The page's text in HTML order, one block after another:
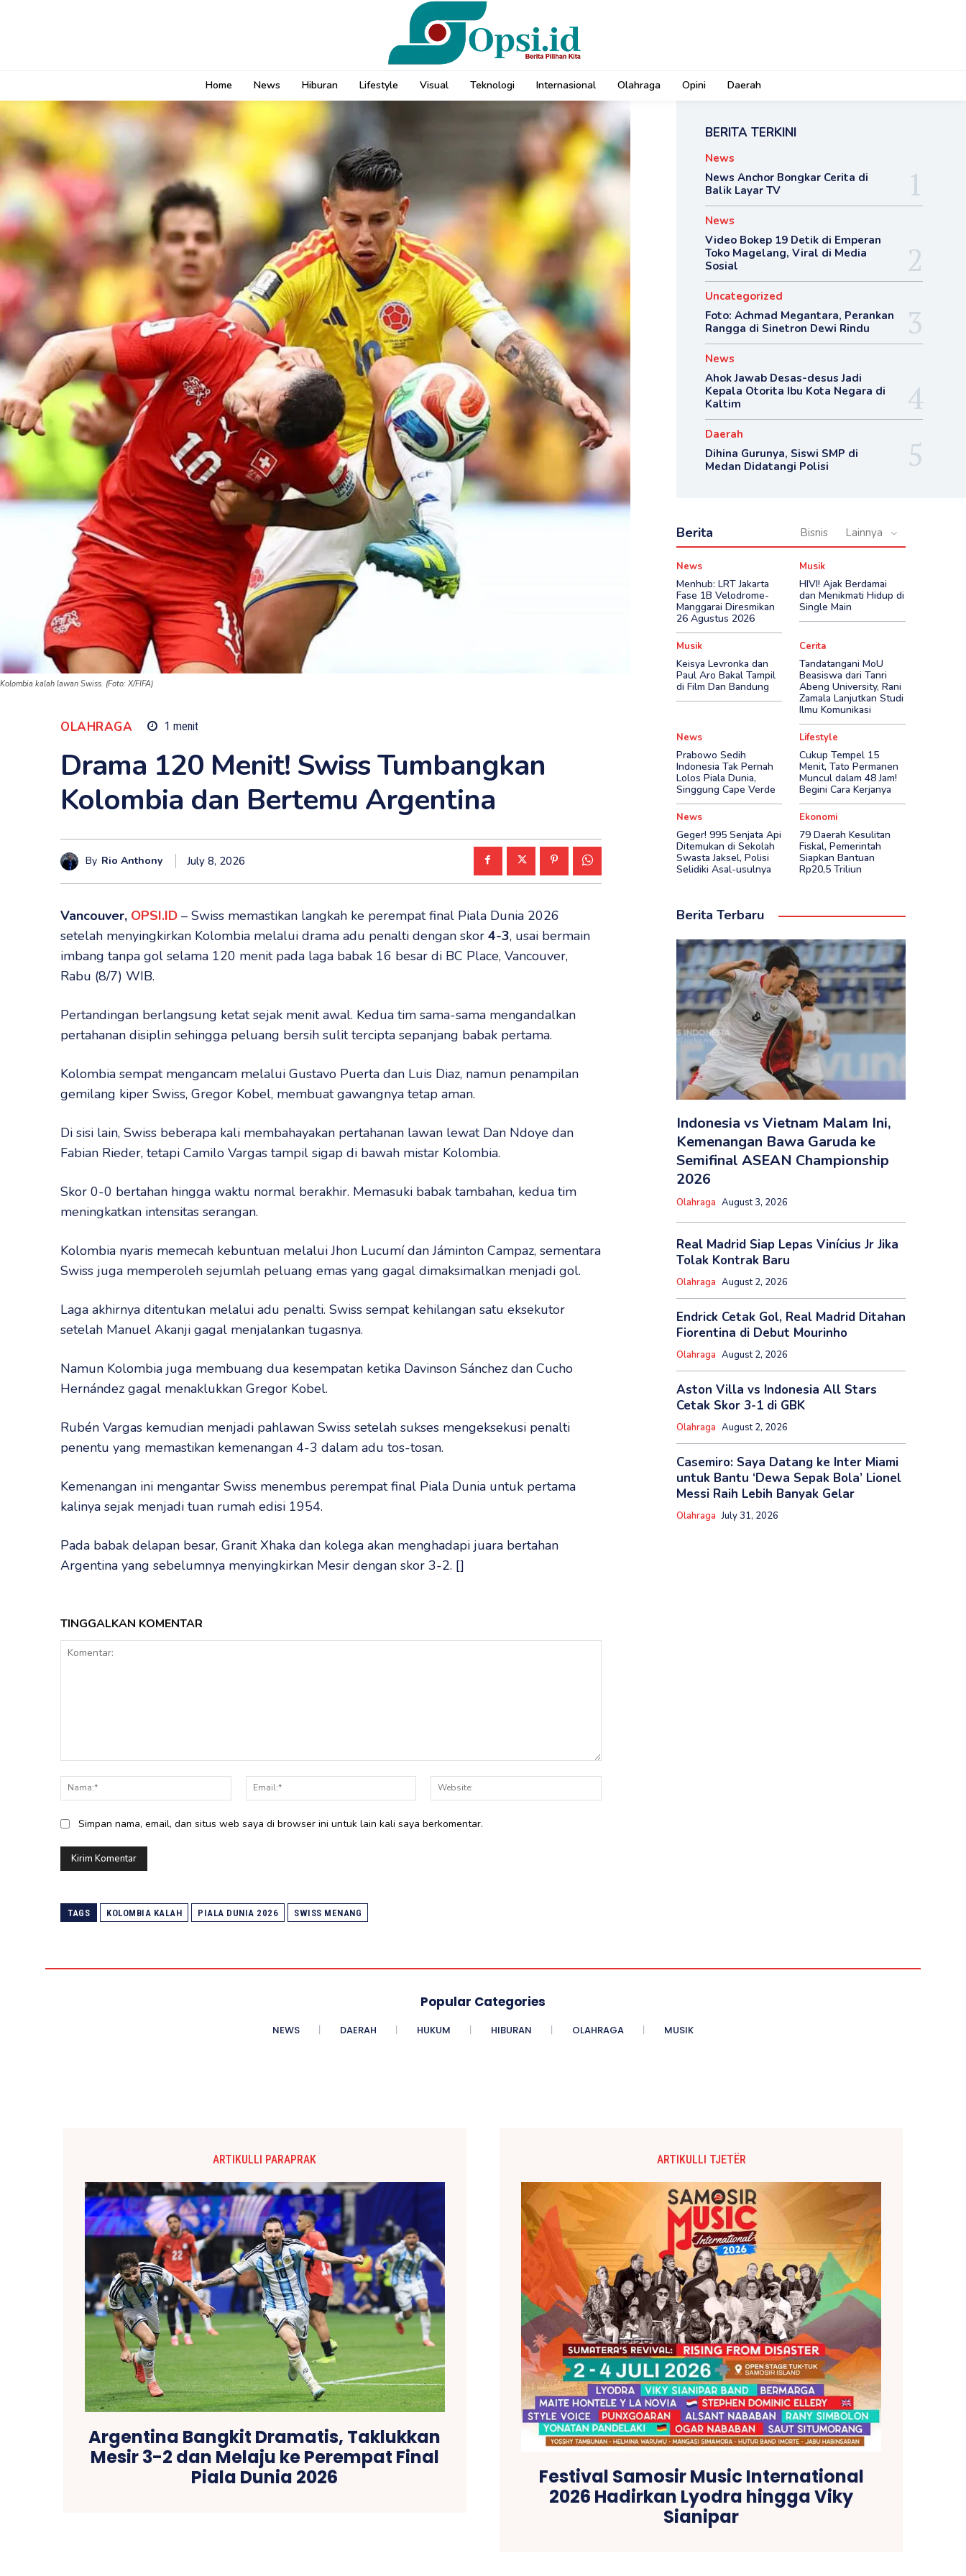
Home News Hiburan Lifestyle Visual Teknologi Internasional Olahraga Opini Daerah
Kolombia kalah lawan Swiss. (Foto: X/FIFA)
OLAHRAGA 1 menit
Drama 120 Menit! Swiss Tumbangkan
Kolombia dan Bertemu Argentina
By Rio Anthony July 8, 2026
Vancouver, OPSI.ID – Swiss memastikan langkah ke perempat final Piala Dunia 2026
setelah menyingkirkan Kolombia melalui drama adu penalti dengan skor 4-3, usai bermain
imbang tanpa gol selama 120 menit pada laga babak 16 besar di BC Place, Vancouver,
Rabu (8/7) WIB.
Pertandingan berlangsung ketat sejak menit awal. Kedua tim sama-sama mengandalkan
pertahanan disiplin sehingga peluang bersih sulit tercipta sepanjang babak pertama.
Kolombia sempat mengancam melalui Gustavo Puerta dan Luis Diaz, namun penampilan
gemilang kiper Swiss, Gregor Kobel, membuat gawangnya tetap aman.
Di sisi lain, Swiss beberapa kali membahayakan pertahanan lawan lewat Dan Ndoye dan
Fabian Rieder, tetapi Camilo Vargas tampil sigap di bawah mistar Kolombia.
Skor 0-0 bertahan hingga waktu normal berakhir. Memasuki babak tambahan, kedua tim
meningkatkan intensitas serangan.
Kolombia nyaris memecah kebuntuan melalui Jhon Lucumí dan Jáminton Campaz, sementara
Swiss juga memperoleh sejumlah peluang emas yang gagal dimaksimalkan menjadi gol.
Laga akhirnya ditentukan melalui adu penalti. Swiss sempat kehilangan satu eksekutor
setelah Manuel Akanji gagal menjalankan tugasnya.
Namun Kolombia juga membuang dua kesempatan ketika Davinson Sánchez dan Cucho
Hernández gagal menaklukkan Gregor Kobel.
Rubén Vargas kemudian menjadi pahlawan Swiss setelah sukses mengeksekusi penalti
penentu yang memastikan kemenangan 4-3 dalam adu tos-tosan.
Kemenangan ini mengantar Swiss menembus perempat final Piala Dunia untuk pertama
kalinya sejak menjadi tuan rumah edisi 1954.
Pada babak delapan besar, Granit Xhaka dan kolega akan menghadapi juara bertahan
Argentina yang sebelumnya menyingkirkan Mesir dengan skor 3-2. []
TINGGALKAN KOMENTAR
Nama:*
Email:*
Simpan nama, email, dan situs web saya di browser ini untuk lain kali saya berkomentar.
TAGS KOLOMBIA KALAH PIALA DUNIA 2026 SWISS MENANG
BERITA TERKINI
News
News Anchor Bongkar Cerita di
Balik Layar TV
News
Video Bokep 19 Detik di Emperan
Toko Magelang, Viral di Media
Sosial
Uncategorized
Foto: Achmad Megantara, Perankan
Rangga di Sinetron Dewi Rindu
News
Ahok Jawab Desas-desus Jadi
Kepala Otorita Ibu Kota Negara di
Kaltim
Daerah
Dihina Gurunya, Siswi SMP di
Medan Didatangi Polisi
Berita Bisnis Lainnya
News
Menhub: LRT Jakarta
Fase 1B Velodrome-
Manggarai Diresmikan
26 Agustus 2026
Musik
HIVI! Ajak Berdamai
dan Menikmati Hidup di
Single Main
Musik
Keisya Levronka dan
Paul Aro Bakal Tampil
di Film Dan Bandung
Cerita
Tandatangani MoU
Beasiswa dari Tanri
Abeng University, Rani
Zamala Lanjutkan Studi
Ilmu Komunikasi
News
Prabowo Sedih
Indonesia Tak Pernah
Lolos Piala Dunia,
Singgung Cape Verde
Lifestyle
Cukup Tempel 15
Menit, Tato Permanen
Muncul dalam 48 Jam!
Begini Cara Kerjanya
News
Geger! 995 Senjata Api
Ditemukan di Sekolah
Swasta Jaksel, Polisi
Selidiki Asal-usulnya
Ekonomi
79 Daerah Kesulitan
Fiskal, Pemerintah
Siapkan Bantuan
Rp20,5 Triliun
Berita Terbaru
Indonesia vs Vietnam Malam Ini,
Kemenangan Bawa Garuda ke
Semifinal ASEAN Championship
2026
Olahraga August 3, 2026
Real Madrid Siap Lepas Vinícius Jr Jika
Tolak Kontrak Baru
Olahraga August 2, 2026
Endrick Cetak Gol, Real Madrid Ditahan
Fiorentina di Debut Mourinho
Olahraga August 2, 2026
Aston Villa vs Indonesia All Stars
Cetak Skor 3-1 di GBK
Olahraga August 2, 2026
Casemiro: Saya Datang ke Inter Miami
untuk Bantu ‘Dewa Sepak Bola’ Lionel
Messi Raih Lebih Banyak Gelar
Olahraga July 31, 2026
Popular Categories
NEWS DAERAH HUKUM HIBURAN OLAHRAGA MUSIK
ARTIKULLI PARAPRAK
Argentina Bangkit Dramatis, Taklukkan
Mesir 3-2 dan Melaju ke Perempat Final
Piala Dunia 2026
ARTIKULLI TJETËR
Festival Samosir Music International
2026 Hadirkan Lyodra hingga Viky
Sianipar